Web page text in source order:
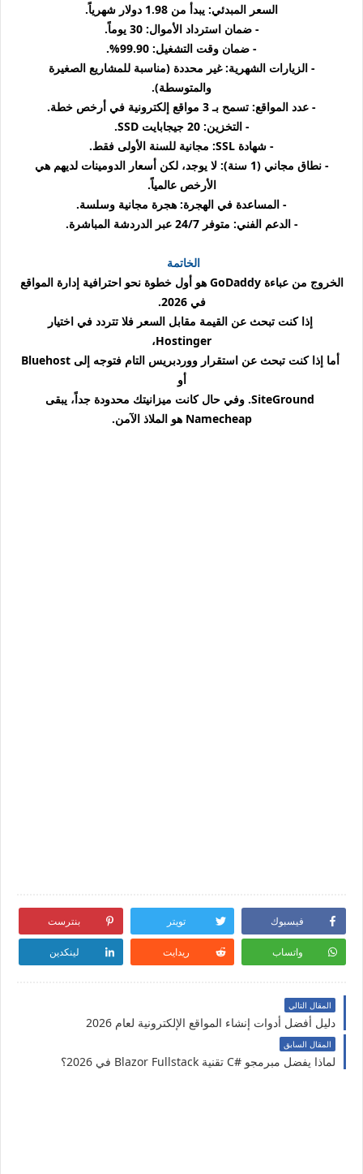
السعر المبدئي: يبدأ من 1.98 دولار شهرياً.
- ضمان استرداد الأموال: 30 يوماً.
- ضمان وقت التشغيل: 99.90%.
- الزيارات الشهرية: غير محددة (مناسبة للمشاريع الصغيرة
والمتوسطة).
- عدد المواقع: تسمح بـ 3 مواقع إلكترونية في أرخص خطة.
- التخزين: 20 جيجابايت SSD.
- شهادة SSL: مجانية للسنة الأولى فقط.
- نطاق مجاني (1 سنة): لا يوجد، لكن أسعار الدومينات لديهم هي
الأرخص عالمياً.
- المساعدة في الهجرة: هجرة مجانية وسلسة.
- الدعم الفني: متوفر 24/7 عبر الدردشة المباشرة.
الخاتمة
الخروج من عباءة GoDaddy هو أول خطوة نحو احترافية إدارة المواقع
في 2026.
إذا كنت تبحث عن القيمة مقابل السعر فلا تتردد في اختيار
Hostinger،
أما إذا كنت تبحث عن استقرار ووردبريس التام فتوجه إلى Bluehost
أو
SiteGround. وفي حال كانت ميزانيتك محدودة جداً، يبقى
Namecheap هو الملاذ الآمن.
فيسبوك تويتر بنترست
واتساب ريدايت لينكدين
المقال التالي
دليل أفضل أدوات إنشاء المواقع الإلكترونية لعام 2026
المقال السابق
لماذا يفضل مبرمجو #C تقنية Blazor Fullstack في 2026؟